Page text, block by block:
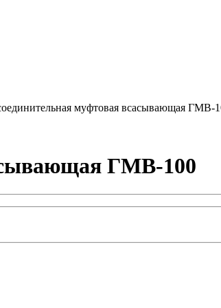
муфтовая всасывающая ГМВ-
ГМВ-100